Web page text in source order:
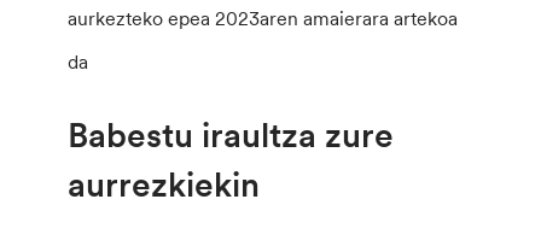
aurkezteko epea 2023aren amaierara artekoa
da
Babestu iraultza zure
aurrezkiekin